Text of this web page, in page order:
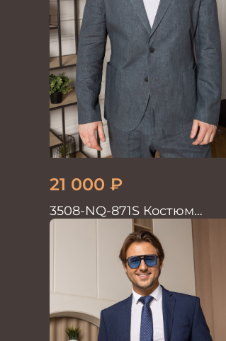
21 000 ₽
3508-NQ-871S Костюм
мужской двойка со льном в